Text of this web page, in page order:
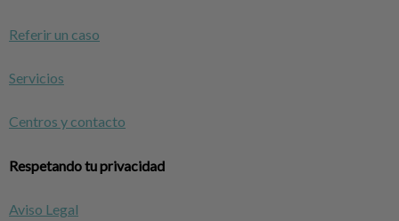
Referir un caso
Servicios
Centros y contacto
Respetando tu privacidad
Aviso Legal